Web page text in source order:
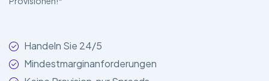
Handeln Sie 24/5
Mindestmarginanforderungen